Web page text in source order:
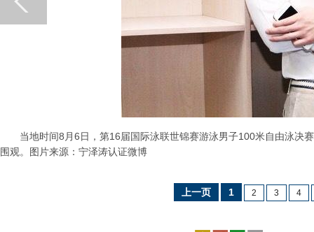
当地时间8月6日，第16届国际泳联世锦赛游泳男子100米自由泳决赛
围观。图片来源：宁泽涛认证微博
上一页 1 2 3 4